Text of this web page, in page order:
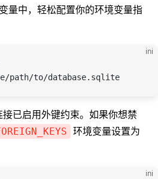
量中，轻松配置你的环境变量指
ini
path/to/database.sqlite
已启用外键约束。如果你想禁
环境变量设置为
ini